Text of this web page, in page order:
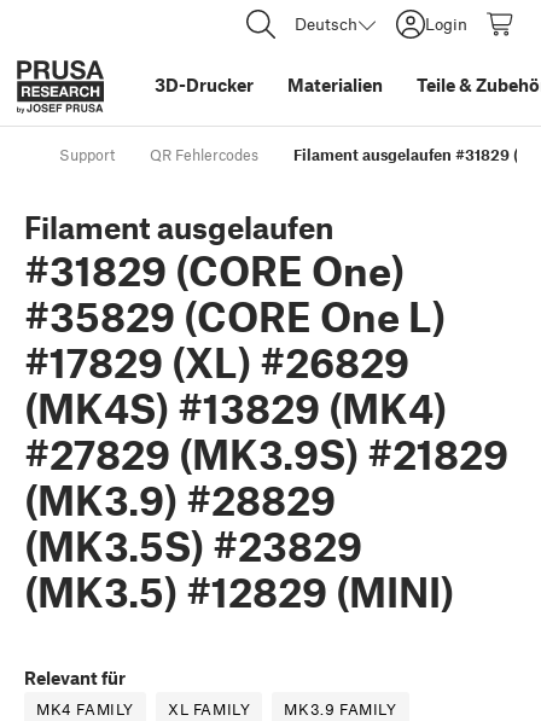
Deutsch Login
3D-Drucker Materialien Teile&
Support QR Fehlercodes Filament ausgelaufen #31829
Filament ausgelaufen
#31829 (CORE One)
#35829 (CORE One L)
#17829 (XL) #26829
(MK4S) #13829 (MK4)
#27829 (MK3.9S) #21829
(MK3.9) #28829
(MK3.5S) #23829
(MK3.5) #12829 (MINI)
Relevant für
MK4 FAMILY XL FAMILY
MK3.9 FAMILY